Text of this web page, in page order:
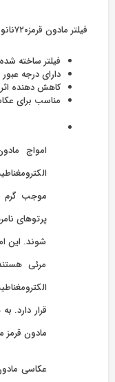
فیلتر مادون قرمز۷۲۰نانومتر دهانه۶۷
فیلتر ساخته
دارای درجه
کاهش دهنده
مناسب برای
موجب گرم
پرتوهای
شوند. این
مرئی
قرار دارد.
مادون قرمز
عکاسی